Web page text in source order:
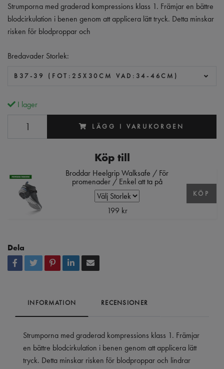
Strumporna med graderad kompressions klass 1. Främjar en bättre
blodcirkulation i benen genom att applicera lätt tryck. Detta minskar
risken för blodproppar och
Bredavader Storlek:
B37-39 (FOT:25X30CM VAD:34-46CM)
I lager
LÄGG I VARUKORGEN
Köp till
Broddar Heelgrip Walksafe / För
promenader / Enkel att ta på
199 kr
KÖP
Dela
INFORMATION RECENSIONER
Strumporna med graderad kompressions klass 1. Främjar
en bättre blodcirkulation i benen genom att applicera lätt
tryck. Detta minskar risken för blodproppar och lindrar